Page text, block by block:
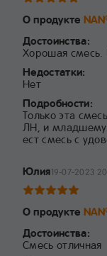
О продукте NAN
Достоинства:
Хорошая
Недостатки:
Нет
Подробности:
Только эта
ЛН, и
ест смесь с
Юлия19-07-2023
О продукте NAN
Достоинства:
Смесь отличная